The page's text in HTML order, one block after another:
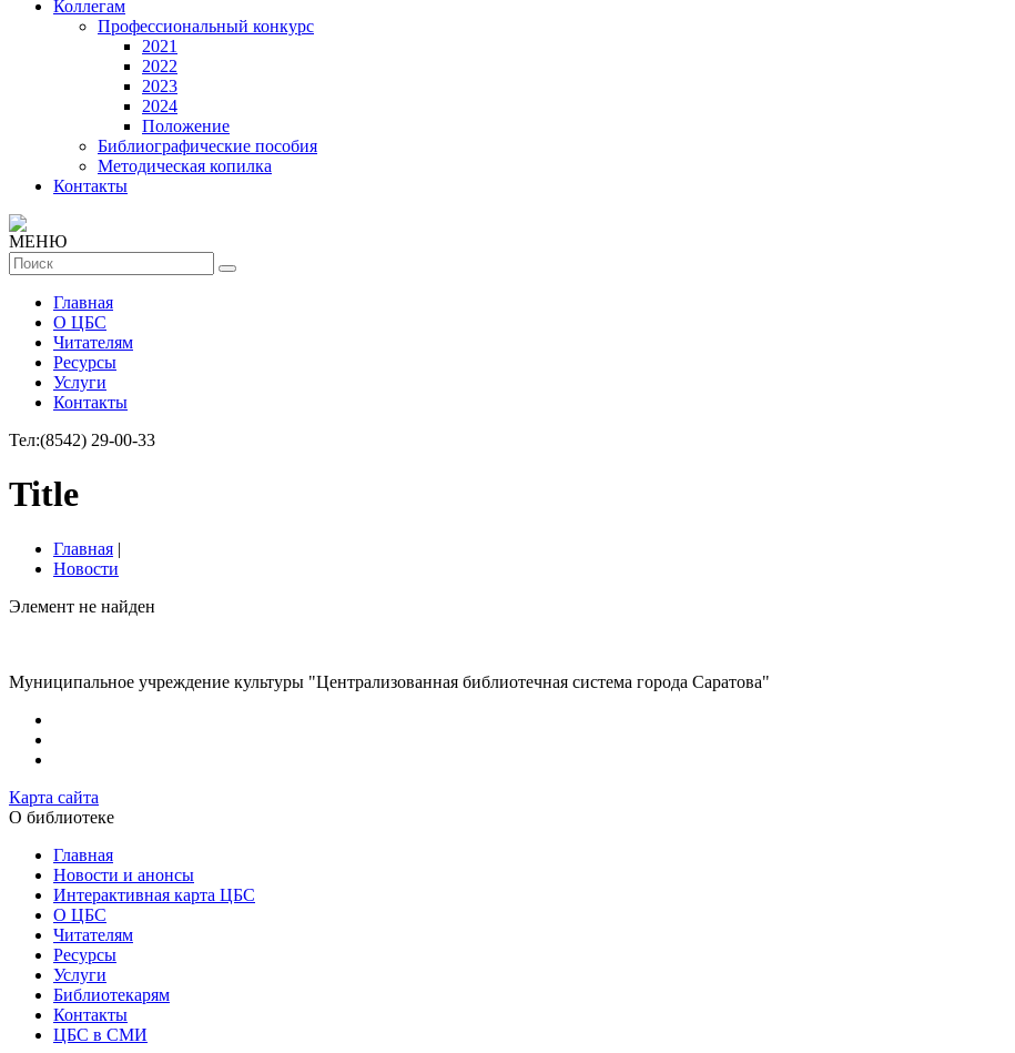
Коллегам
Профессиональный конкурс
2021
2022
2023
2024
Положение
Библиографические пособия
Методическая копилка
Контакты
МЕНЮ
Главная
О ЦБС
Читателям
Ресурсы
Услуги
Контакты
Тел:(8542) 29-00-33
Title
Главная |
Новости
Элемент не найден
Муниципальное учреждение культуры "Централизованная библиотечная система города Саратова"
Карта сайта
О библиотеке
Главная
Новости и анонсы
Интерактивная карта ЦБС
О ЦБС
Читателям
Ресурсы
Услуги
Библиотекарям
Контакты
ЦБС в СМИ